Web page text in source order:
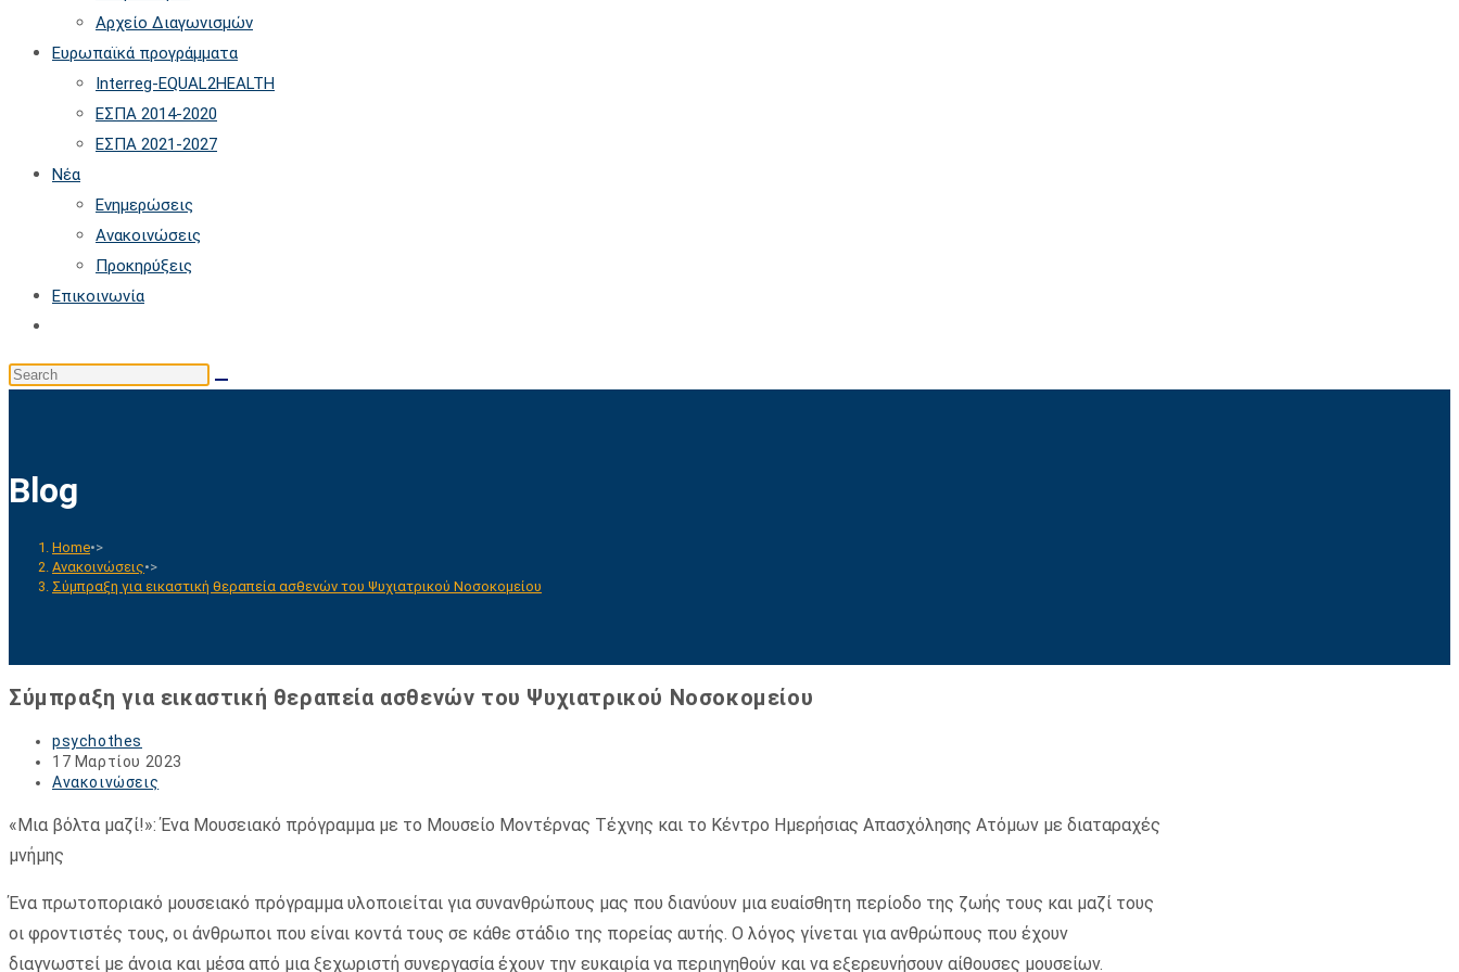
Αρχείο Διαγωνισμών
Ευρωπαϊκά προγράμματα
Interreg-EQUAL2HEALTH
ΕΣΠΑ 2014-2020
ΕΣΠΑ 2021-2027
Νέα
Ενημερώσεις
Ανακοινώσεις
Προκηρύξεις
Επικοινωνία
search
Search
Blog
Home•>
Ανακοινώσεις•>
Σύμπραξη για εικαστική θεραπεία ασθενών του Ψυχιατρικού Νοσοκομείου
Σύμπραξη για εικαστική θεραπεία ασθενών του Ψυχιατρικού Νοσοκομείου
Post
author:
psychothes
Post
published:
17 Μαρτίου 2023
Post
Ανακοινώσεις
«Μια βόλτα μαζί!»: Ένα Μουσειακό πρόγραμμα με το Μουσείο Μοντέρνας Τέχνης και το Κέντρο Ημερήσιας Απασχόλησης Ατόμων με διαταραχές
μνήμης
Ένα πρωτοποριακό μουσειακό πρόγραμμα υλοποιείται για συνανθρώπους μας που διανύουν μια ευαίσθητη περίοδο της ζωής τους και μαζί τους
οι φροντιστές τους, οι άνθρωποι που είναι κοντά τους σε κάθε στάδιο της πορείας αυτής. Ο λόγος γίνεται για ανθρώπους που έχουν
διαγνωστεί με άνοια και μέσα από μια ξεχωριστή συνεργασία έχουν την ευκαιρία να περιηγηθούν και να εξερευνήσουν αίθουσες μουσείων.